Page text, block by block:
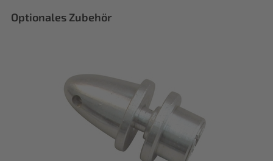
Optionales Zubehör